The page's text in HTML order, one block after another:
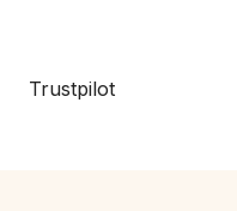
Trustpilot